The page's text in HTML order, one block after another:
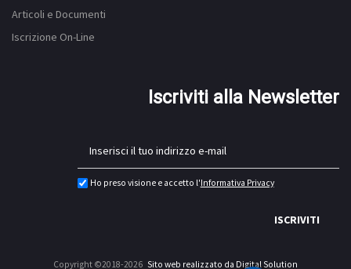
Articoli e Documenti
Iscrizione On-Line
Iscriviti alla Newsletter
Ho preso visione e accetto l'Informativa Privacy
ISCRIVITI
Copyright ©2018-2026 Sito web realizzato da Digital Solution